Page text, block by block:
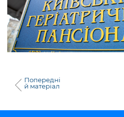
Попередні
й матеріал